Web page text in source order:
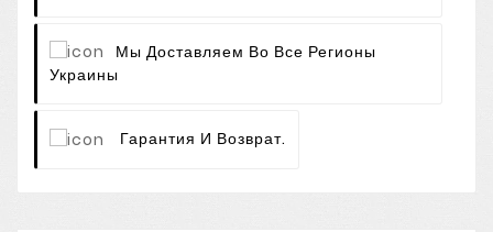
Мы Доставляем Во Все Регионы
Украины
Гарантия И Возврат.